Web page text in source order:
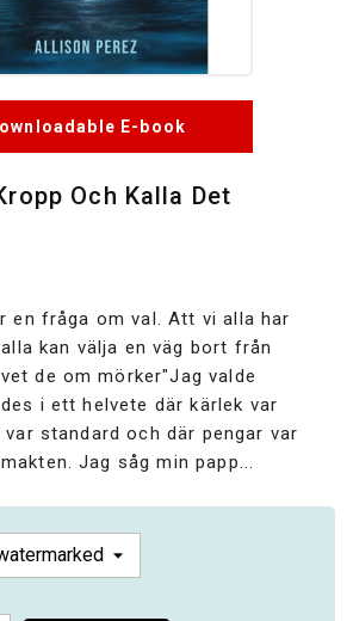
E-book
Och Kalla Det
en fråga om val. Att vi alla har
kan välja en väg bort från
de om mörker"Jag valde
i ett helvete där kärlek var
standard och där pengar var
Jag såg min papp...